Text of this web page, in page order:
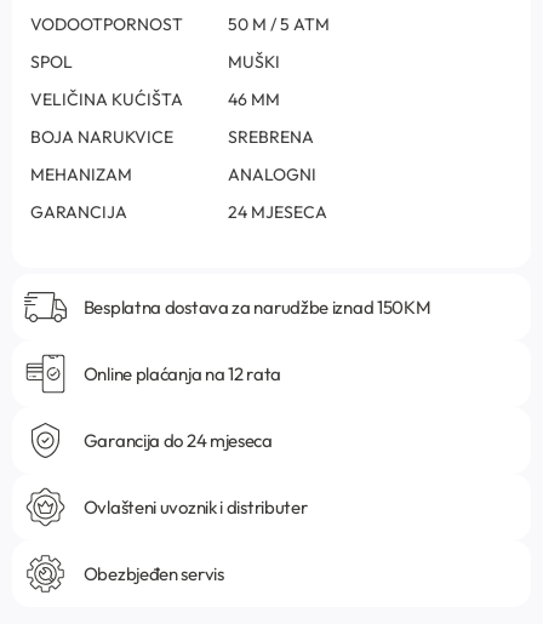
VODOOTPORNOST
50 M / 5 ATM
SPOL
MUŠKI
VELIČINA KUĆIŠTA
46 MM
BOJA NARUKVICE
SREBRENA
MEHANIZAM
ANALOGNI
GARANCIJA
24 MJESECA
Besplatna dostava za narudžbe iznad 150KM
Online plaćanja na 12 rata
Garancija do 24 mjeseca
Ovlašteni uvoznik i distributer
Obezbjeđen servis